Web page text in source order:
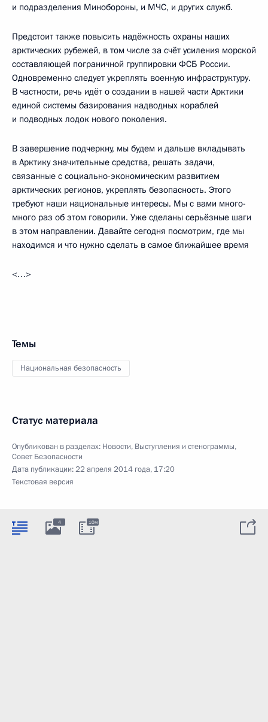
и подразделения Минобороны, и МЧС, и других служб.
Предстоит также повысить надёжность охраны наших
арктических рубежей, в том числе за счёт усиления морской
составляющей пограничной группировки ФСБ России.
Одновременно следует укреплять военную инфраструктуру.
В частности, речь идёт о создании в нашей части Арктики
единой системы базирования надводных кораблей
и подводных лодок нового поколения.
В завершение подчеркну, мы будем и дальше вкладывать
в Арктику значительные средства, решать задачи,
связанные с социально-экономическим развитием
арктических регионов, укреплять безопасность. Этого
требуют наши национальные интересы. Мы с вами много-
много раз об этом говорили. Уже сделаны серьёзные шаги
в этом направлении. Давайте сегодня посмотрим, где мы
находимся и что нужно сделать в самое ближайшее время
<…>
Темы
Национальная безопасность
Статус материала
Опубликован в разделах: Новости, Выступления и стенограммы,
Совет Безопасности
Дата публикации:22 апреля 2014 года, 17:20
Текстовая версия
4 10м